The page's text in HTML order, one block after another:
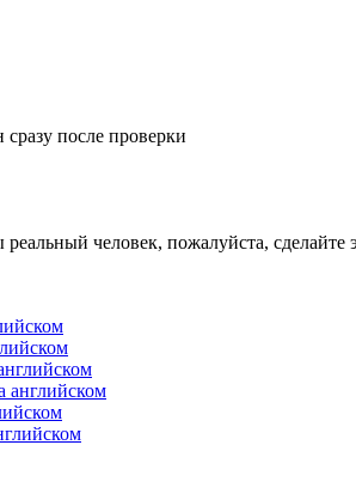
после проверки
человек, пожалуйста, сделайте
английском